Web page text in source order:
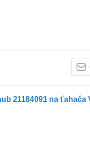
21184091 na ťahača